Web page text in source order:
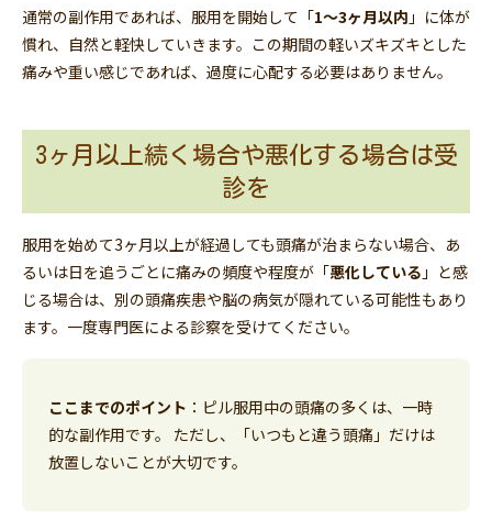
通常の副作用であれば、服用を開始して「1〜3ヶ月以内 」に体が
慣れ、自然と軽快していきます。この期間の軽いズキズキとした
痛みや重い感じであれば、過度に心配する必要はありません。
3ヶ月以上続く場合や悪化する場合は受
診を
服用を始めて3ヶ月以上が経過しても頭痛が治まらない場合、あ
るいは日を追うごとに痛みの頻度や程度が「悪化している 」と感
じる場合は、別の頭痛疾患や脳の病気が隠れている可能性もあり
ます。一度専門医による診察を受けてください。
ここまでのポイント ：ピル服用中の頭痛の多くは、一時
的な副作用です。 ただし、「いつもと違う頭痛」だけは
放置しないことが大切です。